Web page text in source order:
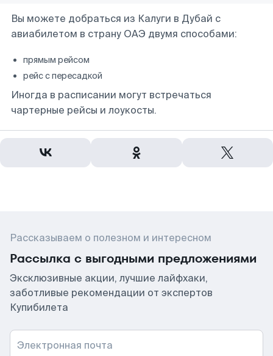
Вы можете добраться из Калуги в Дубай с
авиабилетом в страну ОАЭ двумя способами:
прямым рейсом
рейс с пересадкой
Иногда в расписании могут встречаться
чартерные рейсы и лоукосты.
Рассказываем о полезном и интересном
Рассылка с выгодными предложениями
Эксклюзивные акции, лучшие лайфхаки,
заботливые рекомендации от экспертов
Купибилета
Электронная почта